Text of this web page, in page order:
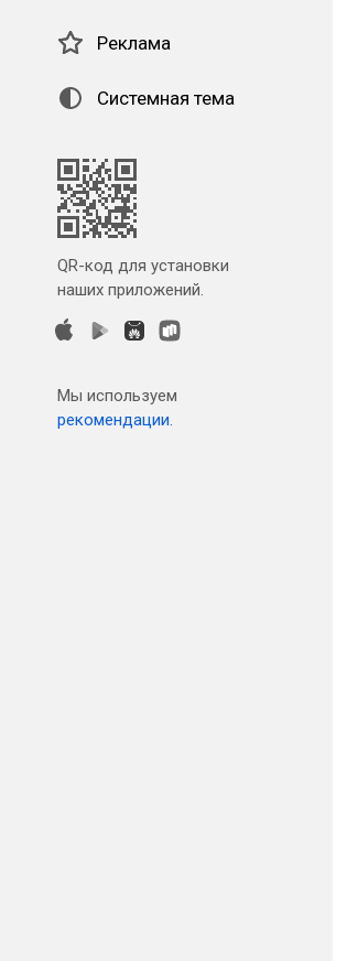
Реклама
Системная тема
QR-код для установки
наших приложений.
Мы используем
рекомендации.